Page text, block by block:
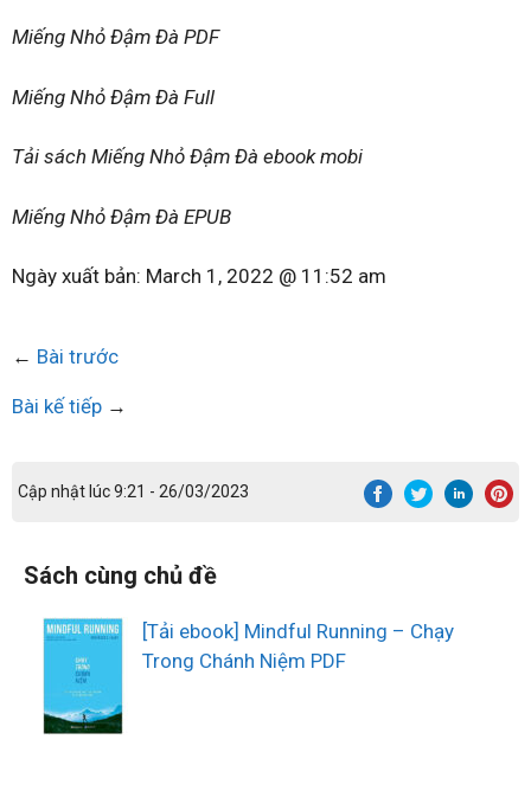
Miếng Nhỏ Đậm Đà PDF
Miếng Nhỏ Đậm Đà Full
Tải sách Miếng Nhỏ Đậm Đà ebook mobi
Miếng Nhỏ Đậm Đà EPUB
Ngày xuất bản: March 1, 2022 @ 11:52 am
← Bài trước
Bài kế tiếp →
Cập nhật lúc 9:21 - 26/03/2023
Sách cùng chủ đề
[Tải ebook] Mindful Running – Chạy
Trong Chánh Niệm PDF